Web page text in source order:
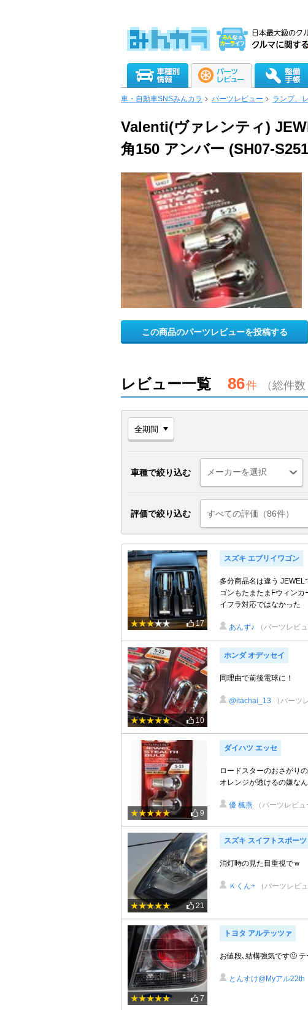
車・自動車SNSみんカラ パーツレビュー ランプ、
Valenti(ヴァレンティ)
角150 アンバー (SH07-
この商品のパーツレビューを投稿する
レビュー一覧 86件 （総件
車種で絞り込む
評価で絞り込む すべての評価（86件）
17
スズキ エブリイワゴン
多分商品名は違う
ゴンもたまたまFウィン
イフラ対応ではなかった
あんず♪ （パーツレビ
10
ホンダ オデッセイ
同理由で前後電球に！
@itachai_13 （パーツ
9
ダイハツ エッセ
ロードスターのおさがり
オレンジが透けるの嫌な
優 楓燕 （パーツレビ
21
スズキ スイフトスポーツ
消灯時の見た目重視でｗ
Ｋくん+ （パーツレビ
7
トヨタ アルテッツァ
お値段､結構強気です🤢
とんすけ@Myアル22th